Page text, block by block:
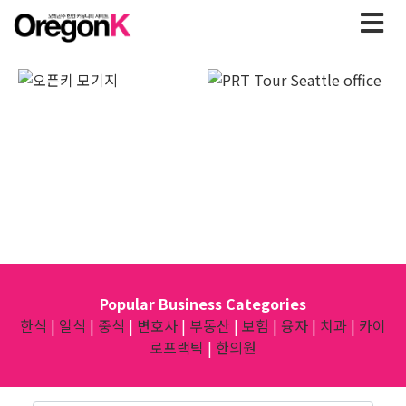
Popular Business Categories
한식 | 일식 | 중식 | 변호사 | 부동산 | 보험 | 융자 | 치과 | 카이
로프랙틱 | 한의원